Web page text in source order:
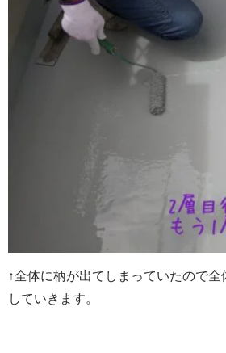
↑全体に柄が出てしまっていたので
していきます。